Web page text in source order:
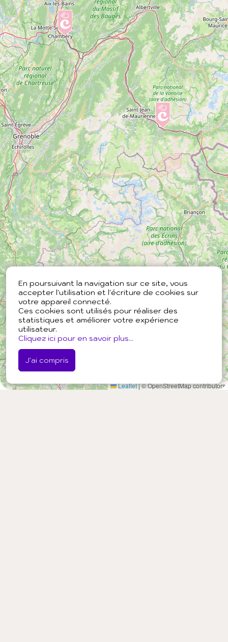
En poursuivant la navigation sur ce site, vous
accepter l'utilisation et l'écriture de cookies sur
votre appareil connecté.
Ces cookies sont utilisés pour réaliser des
statistiques et améliorer votre expérience
utilisateur.
Cliquez ici pour en savoir plus...
J'ai compris
Leaflet|© OpenStreetMap contributors